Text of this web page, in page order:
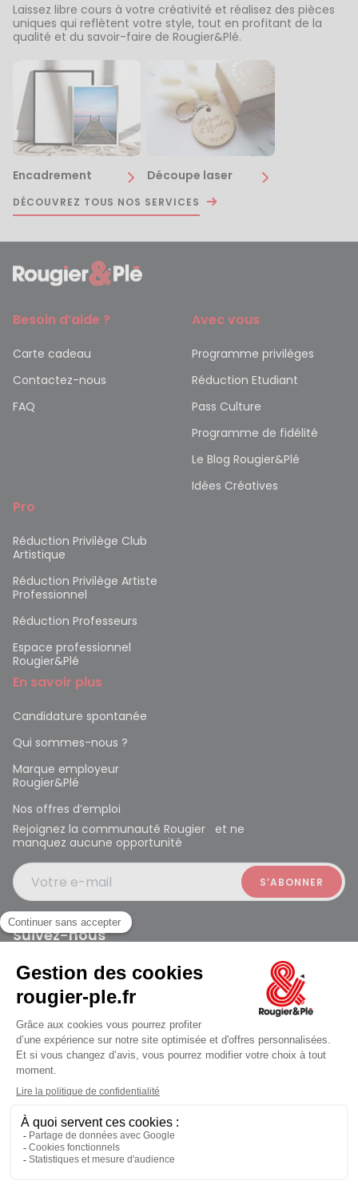
Laissez libre cours à votre créativité et réalisez des pièces
uniques qui reflètent votre style, tout en profitant de la
qualité et du savoir-faire de Rougier&Plé.
Encadrement Découpe laser
DÉCOUVREZ TOUS NOS SERVICES
Besoin d’aide ?
Carte cadeau
Contactez-nous
FAQ
Avec vous
Programme privilèges
Réduction Etudiant
Pass Culture
Programme de fidélité
Le Blog Rougier&Plé
Idées Créatives
Pro
Réduction Privilège Club
Artistique
Réduction Privilège Artiste
Professionnel
Réduction Professeurs
Espace professionnel
Rougier&Plé
En savoir plus
Candidature spontanée
Qui sommes-nous ?
Marque employeur
Rougier&Plé
Nos offres d’emploi
Rejoignez la communauté Rougier et ne
manquez aucune opportunité
Votre e-mail
Suivez-nous
Rougier et Plé 2024 Copyright
Mentions légales
Conditions générales des ventes
Données personnelles
Paiement sécurisé